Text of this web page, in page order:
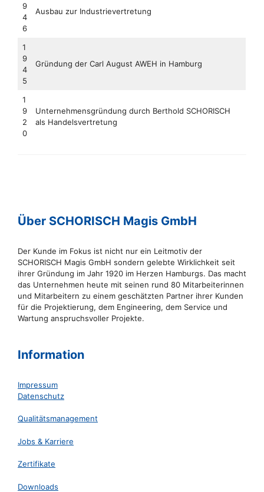
9
4
6
Ausbau zur Industrievertretung
1
9
4
5
Gründung der Carl August AWEH in Hamburg
1
9
2
0
Unternehmensgründung durch Berthold SCHORISCH
als Handelsvertretung
Über SCHORISCH Magis GmbH
Der Kunde im Fokus ist nicht nur ein Leitmotiv der
SCHORISCH Magis GmbH sondern gelebte Wirklichkeit seit
ihrer Gründung im Jahr 1920 im Herzen Hamburgs. Das macht
das Unternehmen heute mit seinen rund 80 Mitarbeiterinnen
und Mitarbeitern zu einem geschätzten Partner ihrer Kunden
für die Projektierung, dem Engineering, dem Service und
Wartung anspruchsvoller Projekte.
Information
Impressum
Datenschutz
Qualitätsmanagement
Jobs & Karriere
Zertifikate
Downloads